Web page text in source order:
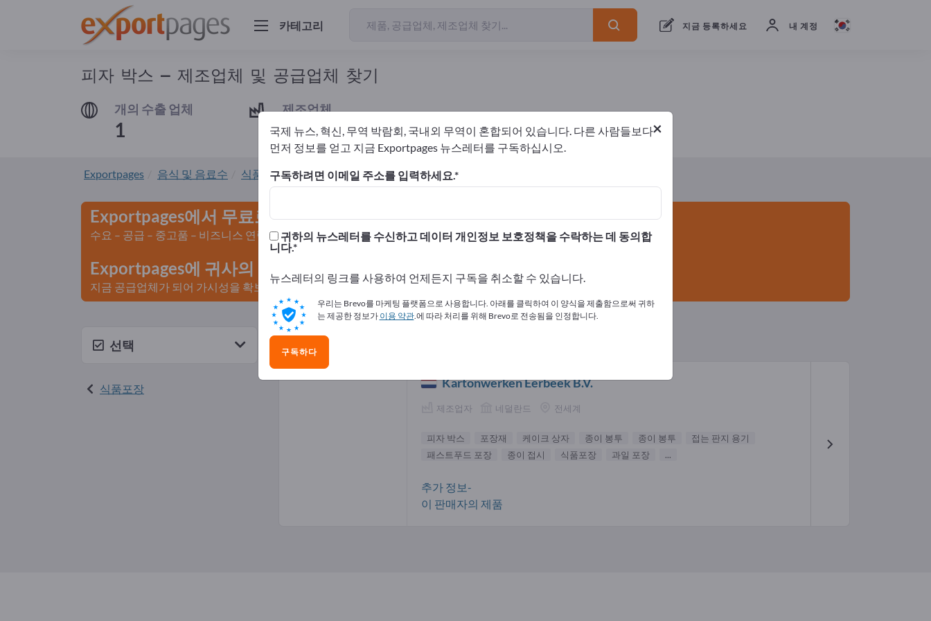
카테고리 지금 등록하세요 내 계정
피자 박스 – 제조업체 및 공급업체 찾기
개의 수출 업체
1
제조업체
1
개의 수출 업체1 제조업체
Exportpages 음식 및 음료수 식품포장 피자 박스
Exportpages에서 무료로 광고하세요!
수요 – 공급 – 중고품 – 비즈니스 연락처 >> 여기서 시작하세요
Exportpages에 귀사의 회사와 제품을 게시하세요.
지금 공급업체가 되어 가시성을 확보하세요>> 여기서 게시하기
선택
식품포장
피자 박스 공급업체(1)
Kartonwerken Eerbeek B.V.
제조업자 네덜란드 전세계
피자 박스 포장재 케이크 상자 종이 봉투 종이 봉투
접는 판지 용기
패스트푸드 포장
종이 접시 식품포장 과일 포장 ...
추가 정보-
이 판매자의 제품
×
국제 뉴스, 혁신, 무역 박람회, 국내외 무역이 혼합되어 있습니다. 다른 사람들보다
먼저 정보를 얻고 지금 Exportpages 뉴스레터를 구독하십시오.
구독하려면 이메일 주소를 입력하세요.
귀하의 뉴스레터를 수신하고 데이터 개인정보 보호정책을 수락하는 데 동의합
니다.
뉴스레터의 링크를 사용하여 언제든지 구독을 취소할 수 있습니다.
우리는 Brevo를 마케팅 플랫폼으로 사용합니다. 아래를 클릭하여 이 양식을 제출함으로써 귀하
는 제공한 정보가 이용 약관.에 따라 처리를 위해 Brevo로 전송됨을 인정합니다.
구독하다